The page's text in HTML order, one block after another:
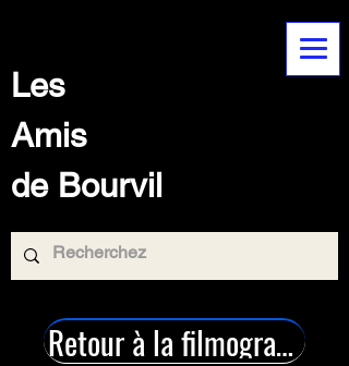
Les
Amis
de Bourvil
Retour à la filmographie